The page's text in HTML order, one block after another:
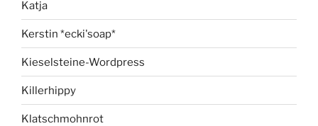
Katja
Kerstin *ecki'soap*
Kieselsteine-Wordpress
Killerhippy
Klatschmohnrot